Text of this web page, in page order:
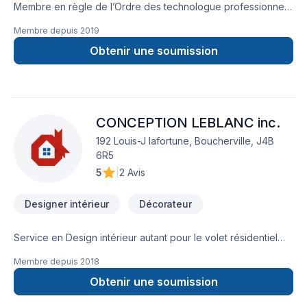
Membre en règle de l’Ordre des technologue professionnel
rénovation et d’aménagement résidentiel et commercial
Service de dessin technique Service de design Service de
rendu 3D
Membre depuis 2019
Obtenir une soumission
CONCEPTION LEBLANC inc.
192 Louis-J lafortune, Boucherville, J4B
6R5
5
2 Avis
Designer intérieur Décorateur
Service en Design intérieur autant pour le volet résidentiel
Solution Design & Architecture. Design créatif et méthodique
à l’écoute de vos besoins. Création de concepts, création de
rendus couleurs 3D, réalisation de plan détaillés, service
Membre depuis 2018
Obtenir une soumission